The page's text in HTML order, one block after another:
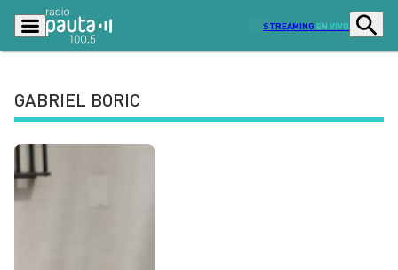
STREAMING EN VIVO
GABRIEL BORIC